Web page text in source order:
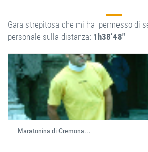
Gara strepitosa che mi ha permesso di
personale sulla distanza: 1h38’48"
Maratonina di Cremona...